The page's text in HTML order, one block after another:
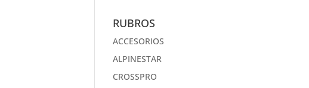
RUBROS
ACCESORIOS
ALPINESTAR
CROSSPRO